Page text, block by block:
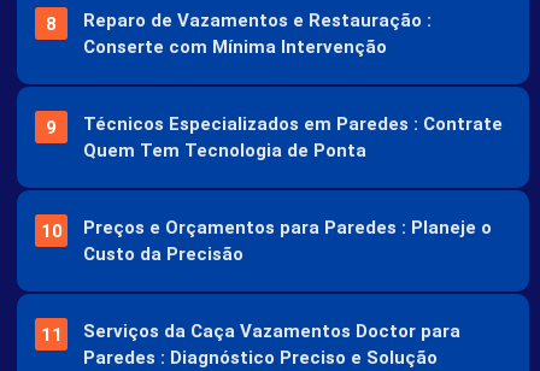
Reparo de Vazamentos e Restauração :
Conserte com Mínima Intervenção
Técnicos Especializados em Paredes : Contrate
Quem Tem Tecnologia de Ponta
Preços e Orçamentos para Paredes : Planeje o
Custo da Precisão
Serviços da Caça Vazamentos Doctor para
Paredes : Diagnóstico Preciso e Solução